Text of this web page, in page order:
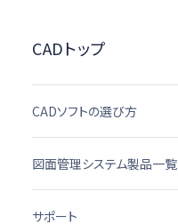
CADトップ
CADソフトの選び方
図面管理システム製品一覧
サポート